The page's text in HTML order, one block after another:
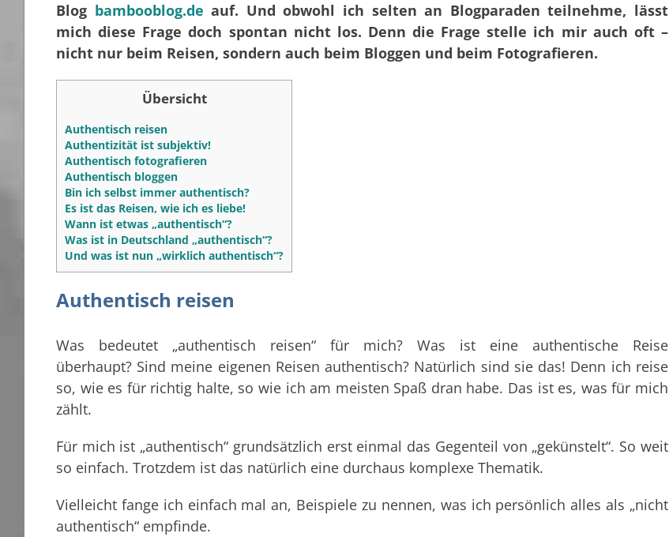
Blog bambooblog.de auf. Und obwohl ich selten an Blogparaden teilnehme, lässt
mich diese Frage doch spontan nicht los. Denn die Frage stelle ich mir auch oft –
nicht nur beim Reisen, sondern auch beim Bloggen und beim Fotografieren.
Übersicht
Authentisch reisen
Authentizität ist subjektiv!
Authentisch fotografieren
Authentisch bloggen
Bin ich selbst immer authentisch?
Es ist das Reisen, wie ich es liebe!
Wann ist etwas „authentisch“?
Was ist in Deutschland „authentisch“?
Und was ist nun „wirklich authentisch“?
Authentisch reisen
Was bedeutet „authentisch reisen“ für mich? Was ist eine authentische Reise
überhaupt? Sind meine eigenen Reisen authentisch? Natürlich sind sie das! Denn ich reise
so, wie es für richtig halte, so wie ich am meisten Spaß dran habe. Das ist es, was für mich
zählt.
Für mich ist „authentisch“ grundsätzlich erst einmal das Gegenteil von „gekünstelt“. So weit
so einfach. Trotzdem ist das natürlich eine durchaus komplexe Thematik.
Vielleicht fange ich einfach mal an, Beispiele zu nennen, was ich persönlich alles als „nicht
authentisch“ empfinde.